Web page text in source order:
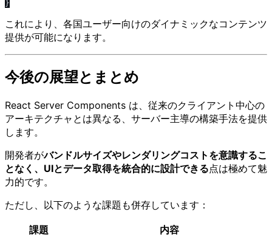
これにより、各国ユーザー向けのダイナミックなコンテンツ
提供が可能になります。
今後の展望とまとめ
React Server Components は、従来のクライアント中心の
アーキテクチャとは異なる、サーバー主導の構築手法を提供
します。
開発者がバンドルサイズやレンダリングコストを意識するこ
となく、UIとデータ取得を統合的に設計できる点は極めて魅
力的です。
ただし、以下のような課題も併存しています：
課題
内容